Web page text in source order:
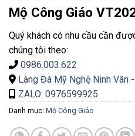
Mộ Công Giáo
Quý khách có nhu cầu cần
chúng tôi theo:
0986.003.622
Làng Đá Mỹ Nghệ Ninh Vân
ZALO: 0976599925
Danh mục: Mộ Công Giáo